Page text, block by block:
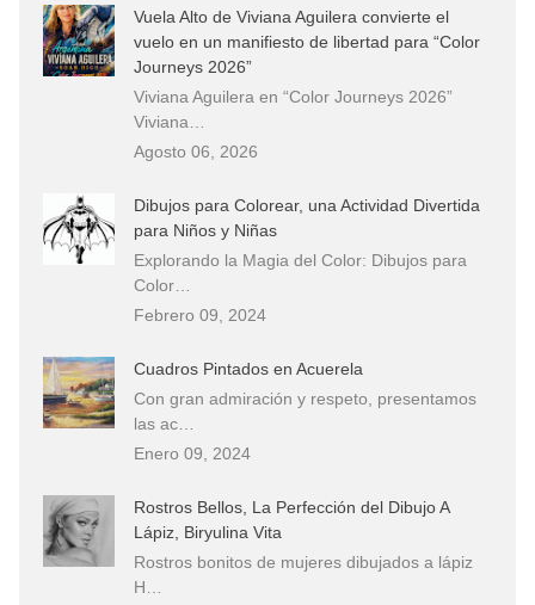
Vuela Alto de Viviana Aguilera convierte el
vuelo en un manifiesto de libertad para “Color
Journeys 2026”
Viviana Aguilera en “Color Journeys 2026”
Viviana…
Agosto 06, 2026
Dibujos para Colorear, una Actividad Divertida
para Niños y Niñas
Explorando la Magia del Color: Dibujos para
Color…
Febrero 09, 2024
Cuadros Pintados en Acuerela
Con gran admiración y respeto, presentamos
las ac…
Enero 09, 2024
Rostros Bellos, La Perfección del Dibujo A
Lápiz, Biryulina Vita
Rostros bonitos de mujeres dibujados a lápiz
H…